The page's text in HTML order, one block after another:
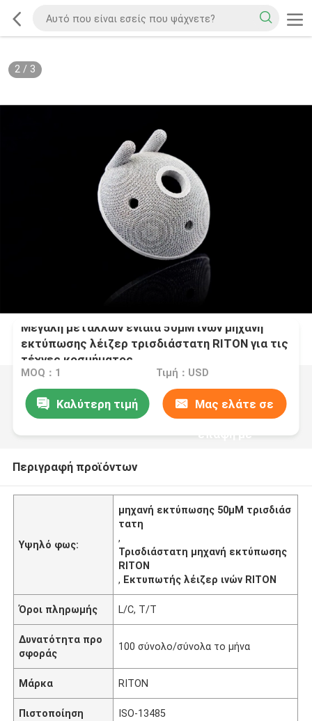
2/ 3
Μεγάλη μετάλλων ενιαία 50μM ινών μηχανή
εκτύπωσης λέιζερ τρισδιάστατη RITON για τις
τέχνες κοσμήματος
MOQ：1 Τιμή：USD
Καλύτερη τιμή Μας ελάτε σε
επαφή με
Περιγραφή προϊόντων
Υψηλό φως:
μηχανή εκτύπωσης 50μM τρισδιάσ
τατη
,
Τρισδιάστατη μηχανή εκτύπωσης
RITON
, Εκτυπωτής λέιζερ ινών RITON
Όροι πληρωμής L/C, T/T
Δυνατότητα προ
σφοράς
100 σύνολο/σύνολα το μήνα
Μάρκα RITON
Πιστοποίηση ISO-13485